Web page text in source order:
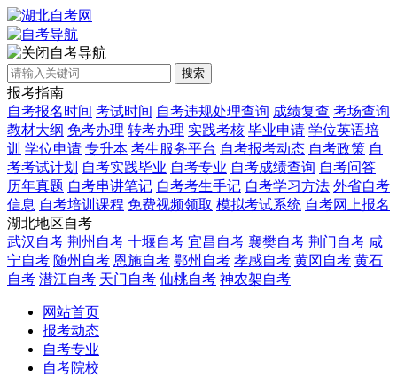
自考导航
搜索
报考指南
自考报名时间 考试时间 自考违规处理查询 成绩复查 考场查询
教材大纲 免考办理 转考办理 实践考核 毕业申请 学位英语培
训 学位申请 专升本 考生服务平台 自考报考动态 自考政策 自
考考试计划 自考实践毕业 自考专业 自考成绩查询 自考问答
历年真题 自考串讲笔记 自考考生手记 自考学习方法 外省自考
信息 自考培训课程 免费视频领取 模拟考试系统 自考网上报名
湖北地区自考
武汉自考 荆州自考 十堰自考 宜昌自考 襄樊自考 荆门自考 咸
宁自考 随州自考 恩施自考 鄂州自考 孝感自考 黄冈自考 黄石
自考 潜江自考 天门自考 仙桃自考 神农架自考
网站首页
报考动态
自考专业
自考院校